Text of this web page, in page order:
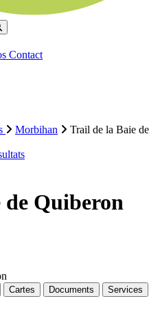
Contact
Morbihan
Trail de la Baie de
Quiberon
Cartes Documents
Services